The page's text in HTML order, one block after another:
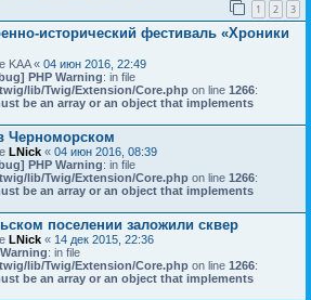
1 2 3
исторический фестиваль «Хроники
KAA« 04 июн 2016, 22:49
PHP Warning: in file
lib/Twig/Extension/Core.php on line 1266:
be an array or an object that implements
Черноморском
LNick « 04 июн 2016, 08:39
PHP Warning: in file
lib/Twig/Extension/Core.php on line 1266:
be an array or an object that implements
поселении заложили сквер
LNick « 14 дек 2015, 22:36
: in file
lib/Twig/Extension/Core.php on line 1266:
be an array or an object that implements